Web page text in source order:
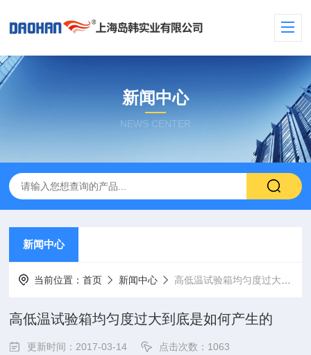
新闻中心
NEWS CENTER
新闻中心
当前位置：首页 新闻中心 高低温试验箱均匀度过大到底是如何产生的
高低温试验箱均匀度过大到底是如何产生的
更新时间：2017-03-14 点击次数：1063